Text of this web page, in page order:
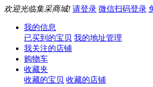
欢迎光临集采商城! 请登录 微信扫码登录
我的信息
已买到的宝贝 我的地址管理
我关注的店铺
购物车
收藏夹
收藏的宝贝 收藏的店铺